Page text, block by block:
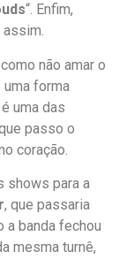
“. Enfim,
não amar o
forma
uma das
passo o
coração.
shows para a
, que passaria
a banda fechou
mesma turnê,